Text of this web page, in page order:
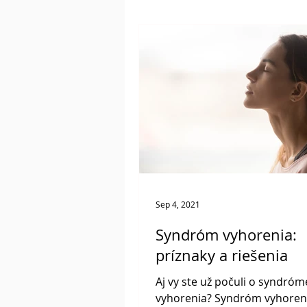
Syndróm vyhorenia:
príznaky a riešenia
Aj vy ste už počuli o
vyhorenia? Syndróm
Sep 4, 2021